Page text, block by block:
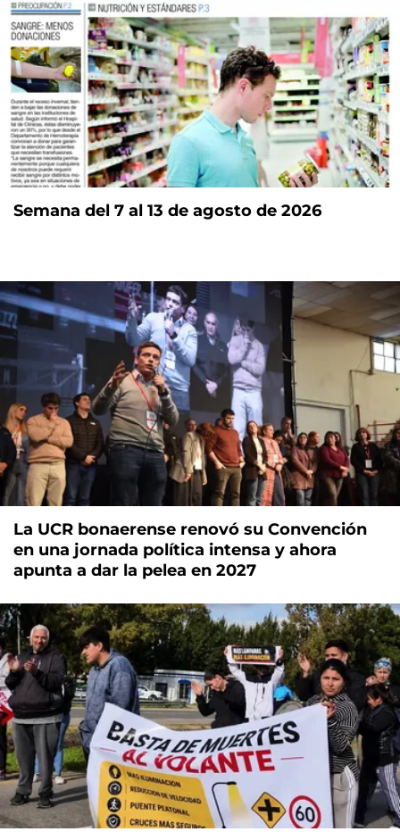
Semana del 7 al 13 de agosto de 2026
La UCR bonaerense renovó su Convención
en una jornada política intensa y ahora
apunta a dar la pelea en 2027